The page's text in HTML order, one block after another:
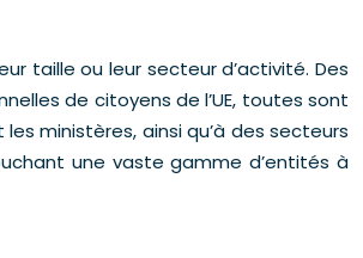
taille ou leur secteur d’activité. Des
de citoyens de l’UE, toutes sont
ministères, ainsi qu’à des secteurs
une vaste gamme d’entités à